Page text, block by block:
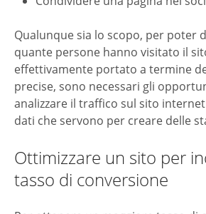
Qualunque sia lo scopo, per poter
quante persone hanno visitato il
effettivamente portato a termine
precise, sono necessari gli
analizzare il traffico sul sito
dati che servono per creare delle
Ottimizzare un sito per
tasso di conversione